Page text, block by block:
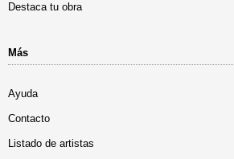
Destaca tu obra
Más
Ayuda
Contacto
Listado de artistas